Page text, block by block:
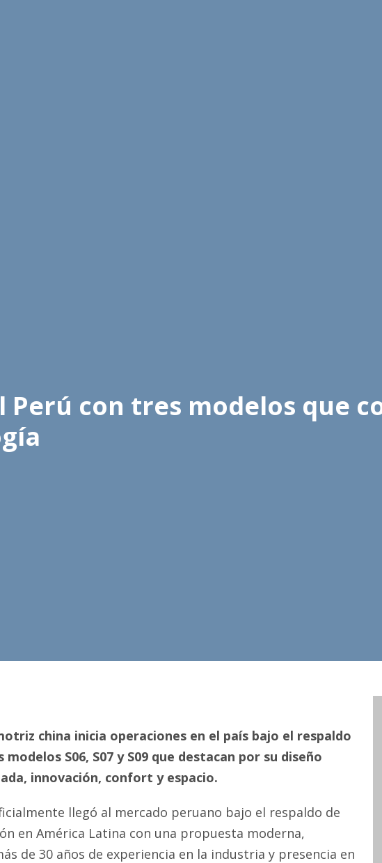
Perú con tres modelos que
china inicia operaciones en el país bajo el respaldo
S06, S07 y S09 que destacan por su diseño
innovación, confort y espacio.
llegó al mercado peruano bajo el respaldo de
en América Latina con una propuesta moderna,
de 30 años de experiencia en la industria y presencia en